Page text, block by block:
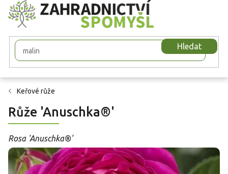
Přejít
na
obsah
Hledat
Keřové růže
Růže 'Anuschka®'
Rosa 'Anuschka®'